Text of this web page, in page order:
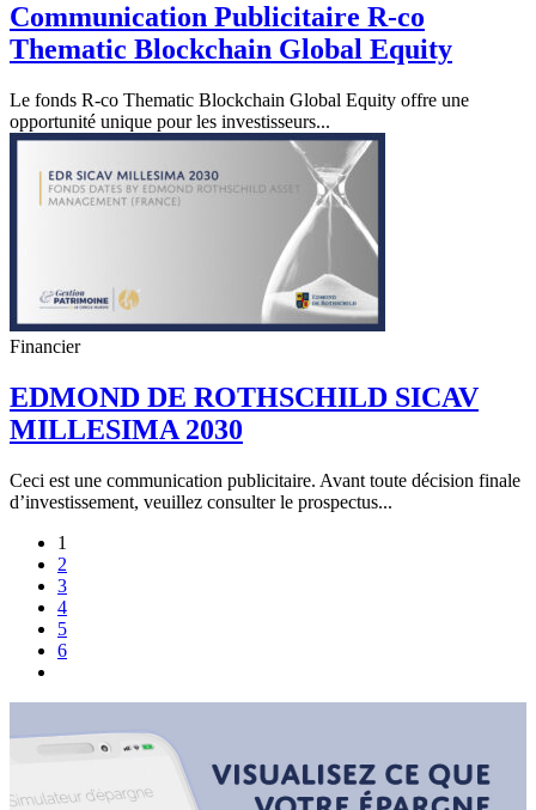
Communication Publicitaire R-co
Thematic Blockchain Global Equity
Le fonds R-co Thematic Blockchain Global Equity offre une
opportunité unique pour les investisseurs...
Financier
EDMOND DE ROTHSCHILD SICAV
MILLESIMA 2030
Ceci est une communication publicitaire. Avant toute décision finale
d’investissement, veuillez consulter le prospectus...
1
2
3
4
5
6